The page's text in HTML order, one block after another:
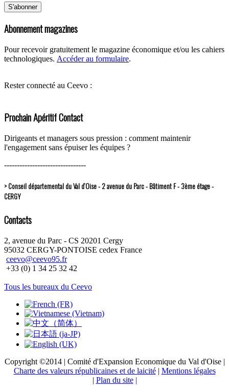
Abonnement magazines
Pour recevoir gratuitement le magazine économique et/ou les cahiers
technologiques. Accéder au formulaire.
Rester connecté au Ceevo :
Prochain Apéritif Contact
Dirigeants et managers sous pression : comment maintenir
l'engagement sans épuiser les équipes ?
--------------------------------
> Conseil départemental du Val d’Oise - 2 avenue du Parc - Bâtiment F - 3ème étage -
CERGY
Contacts
2, avenue du Parc - CS 20201 Cergy
95032 CERGY-PONTOISE cedex France
ceevo@ceevo95.fr
+33 (0) 1 34 25 32 42
Tous les bureaux du Ceevo
Copyright ©2014 | Comité d'Expansion Economique du Val d'Oise |
Charte des valeurs républicaines et de laicité| Mentions légales
| Plan du site |